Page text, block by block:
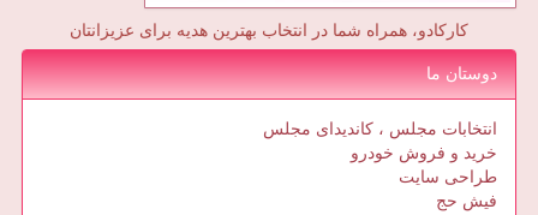
کارکادو، همراه شما در انتخاب بهترین هدیه برای عزیزانتان
دوستان ما
انتخابات مجلس ، کاندیدای مجلس
خرید و فروش خودرو
طراحی سایت
فیش حج